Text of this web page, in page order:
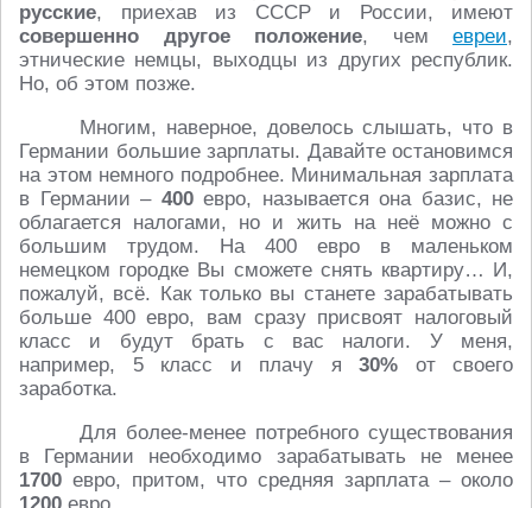
русские, приехав из СССР и России, имеют
совершенно другое положение, чем евреи,
этнические немцы, выходцы из других республик.
Но, об этом позже.
Многим, наверное, довелось слышать, что в
Германии большие зарплаты. Давайте остановимся
на этом немного подробнее. Минимальная зарплата
в Германии – 400евро, называется она базис, не
облагается налогами, но и жить на неё можно с
большим трудом. На 400 евро в маленьком
немецком городке Вы сможете снять квартиру… И,
пожалуй, всё. Как только вы станете зарабатывать
больше 400 евро, вам сразу присвоят налоговый
класс и будут брать с вас налоги. У меня,
например, 5 класс и плачу я 30% от своего
заработка.
Для более-менее потребного существования
в Германии необходимо зарабатывать не менее
1700 евро, притом, что средняя зарплата – около